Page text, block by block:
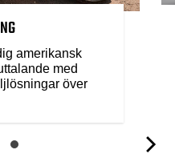
amerikansk
med
över